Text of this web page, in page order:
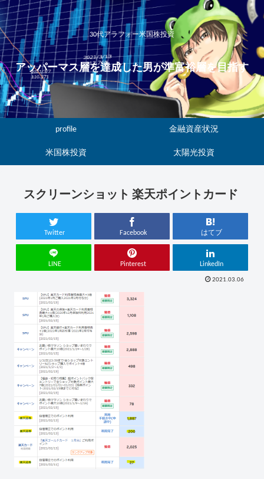
30代アラフォー米国株投資
アッパーマス層を達成した男が準富裕層を目指す
profile 金融資産状況
米国株投資 太陽光投資
スクリーンショット 楽天ポイントカード
Twitter Facebook はてブ
LINE Pinterest LinkedIn
2021.03.06